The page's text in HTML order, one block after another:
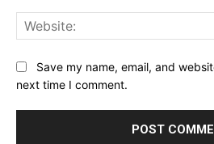
Save my name, email, and
next time I comment.